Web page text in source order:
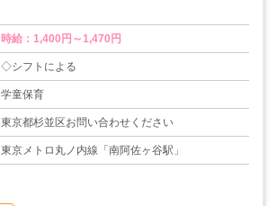
時給：1,400円～1,470円
◇シフトによる
学童保育
東京都杉並区お問い合わせください
東京メトロ丸ノ内線「南阿佐ヶ谷駅」